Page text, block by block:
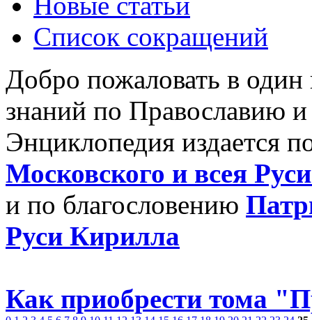
Список сокращений
Добро пожаловать в
знаний по Православию
Энциклопедия издается
Московского и всея
и по благословению
Руси Кирилла
Как приобрести тома